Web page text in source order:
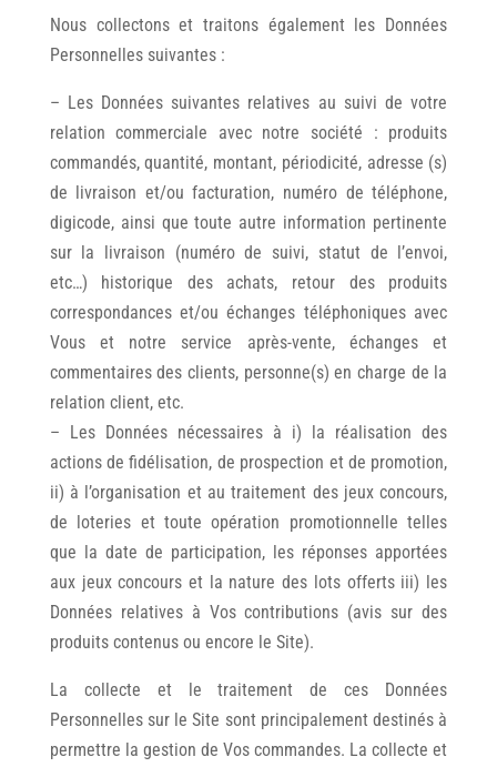
Nous collectons et traitons également les Données
Personnelles suivantes :
– Les Données suivantes relatives au suivi de votre
relation commerciale avec notre société : produits
commandés, quantité, montant, périodicité, adresse (s)
de livraison et/ou facturation, numéro de téléphone,
digicode, ainsi que toute autre information pertinente
sur la livraison (numéro de suivi, statut de l’envoi,
etc…) historique des achats, retour des produits
correspondances et/ou échanges téléphoniques avec
Vous et notre service après-vente, échanges et
commentaires des clients, personne(s) en charge de la
relation client, etc.
– Les Données nécessaires à i) la réalisation des
actions de fidélisation, de prospection et de promotion,
ii) à l’organisation et au traitement des jeux concours,
de loteries et toute opération promotionnelle telles
que la date de participation, les réponses apportées
aux jeux concours et la nature des lots offerts iii) les
Données relatives à Vos contributions (avis sur des
produits contenus ou encore le Site).
La collecte et le traitement de ces Données
Personnelles sur le Site sont principalement destinés à
permettre la gestion de Vos commandes. La collecte et